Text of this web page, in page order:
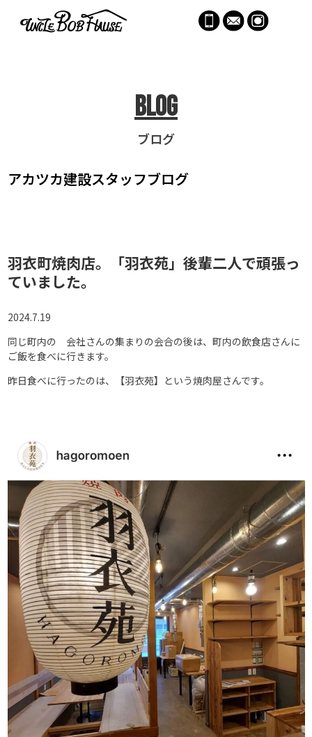
Blog
ブログ
アカツカ建設スタッフブログ
羽衣町焼肉店。「羽衣苑」後輩二人で頑張っ
ていました。
2024.7.19
同じ町内の 会社さんの集まりの会合の後は、町内の飲食店さんに
ご飯を食べに行きます。
昨日食べに行ったのは、【羽衣苑】という焼肉屋さんです。